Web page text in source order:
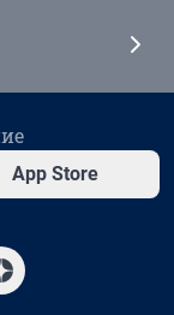
App Store